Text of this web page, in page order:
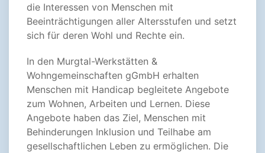
die Interessen von Menschen mit
Beeinträchtigungen aller Altersstufen und setzt
sich für deren Wohl und Rechte ein.
In den Murgtal-Werkstätten &
Wohngemeinschaften gGmbH erhalten
Menschen mit Handicap begleitete Angebote
zum Wohnen, Arbeiten und Lernen. Diese
Angebote haben das Ziel, Menschen mit
Behinderungen Inklusion und Teilhabe am
gesellschaftlichen Leben zu ermöglichen. Die